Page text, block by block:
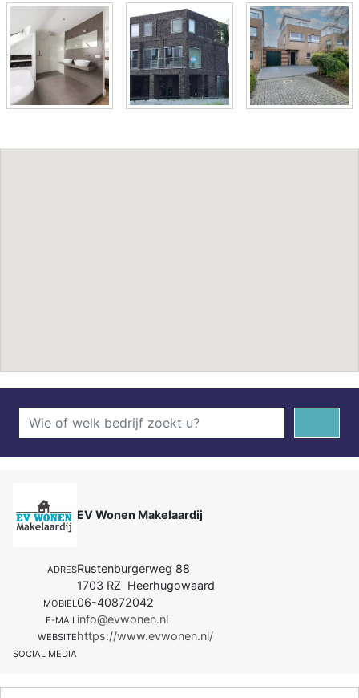
EV Wonen Makelaardij
ADRESRustenburgerweg 88
1703 RZ Heerhugowaard
MOBIEL06-40872042
E-MAILinfo@evwonen.nl
WEBSITEhttps://www.evwonen.nl/
SOCIAL MEDIA